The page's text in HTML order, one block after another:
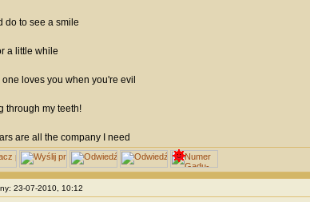
do to see a smile
a little while
loves you when you're evil
through my teeth!
are all the company I need
23-07-2010, 10:12